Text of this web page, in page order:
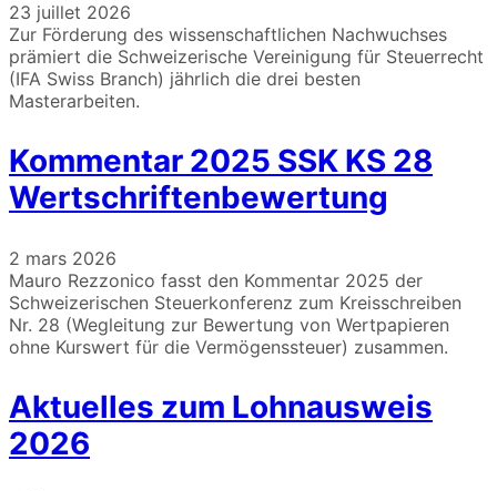
23 juillet 2026
Zur Förderung des wissenschaftlichen Nachwuchses
prämiert die Schweizerische Vereinigung für Steuerrecht
(IFA Swiss Branch) jährlich die drei besten
Masterarbeiten.
Kommentar 2025 SSK KS 28
Wertschriftenbewertung
2 mars 2026
Mauro Rezzonico fasst den Kommentar 2025 der
Schweizerischen Steuerkonferenz zum Kreisschreiben
Nr. 28 (Wegleitung zur Bewertung von Wertpapieren
ohne Kurswert für die Vermögenssteuer) zusammen.
Aktuelles zum Lohnausweis
2026